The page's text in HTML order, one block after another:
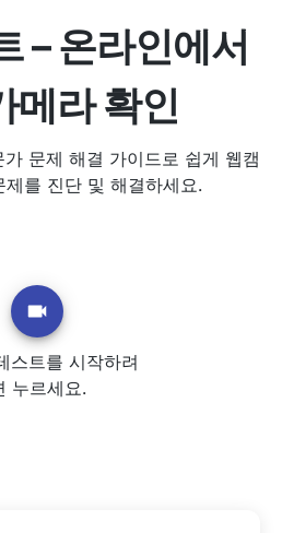
– 온라인에서
메라 확인
문제 해결 가이드로 쉽게 웹캠
를 진단 및 해결하세요.
스트를 시작하려
누르세요.